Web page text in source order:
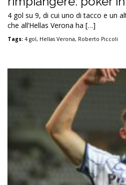
4 gol su 9, di cui uno di tacco e un
che all’Hellas Verona ha […]
Tags: 4 gol, Hellas Verona, Roberto Piccoli